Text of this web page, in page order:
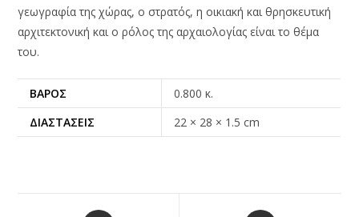
γεωγραφία της χώρας, ο στρατός, η οικιακή και θρησκευτική
αρχιτεκτονική και ο ρόλος της αρχαιολογίας είναι το θέμα
του.
ΒΆΡΟΣ
0.800 κ.
ΔΙΑΣΤΆΣΕΙΣ
22 × 28 × 1.5 cm